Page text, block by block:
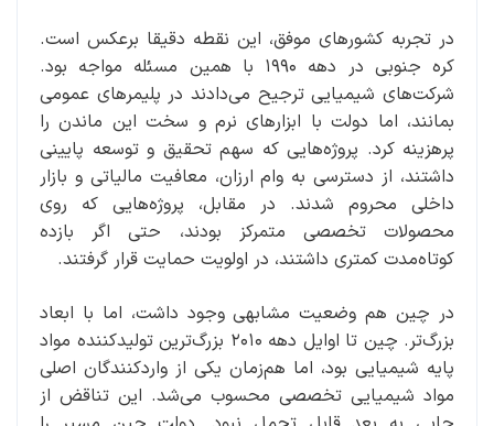
در تجربه کشورهای موفق، این نقطه دقیقا برعکس است.
کره جنوبی در دهه ۱۹۹۰ با همین مسئله مواجه بود.
شرکت‌های شیمیایی ترجیح می‌دادند در پلیمرهای عمومی
بمانند، اما دولت با ابزارهای نرم و سخت این ماندن را
پرهزینه کرد. پروژه‌هایی که سهم تحقیق و توسعه پایینی
داشتند، از دسترسی به وام ارزان، معافیت مالیاتی و بازار
داخلی محروم شدند. در مقابل، پروژه‌هایی که روی
محصولات تخصصی متمرکز بودند، حتی اگر بازده
کوتاه‌مدت کمتری داشتند، در اولویت حمایت قرار گرفتند.
در چین هم وضعیت مشابهی وجود داشت، اما با ابعاد
بزرگ‌تر. چین تا اوایل دهه ۲۰۱۰ بزرگ‌ترین تولیدکننده مواد
پایه شیمیایی بود، اما هم‌زمان یکی از واردکنندگان اصلی
مواد شیمیایی تخصصی محسوب می‌شد. این تناقض از